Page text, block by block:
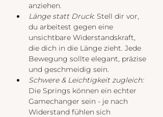
anziehen.
Länge statt Druck: Stell dir vor,
du arbeitest gegen eine
unsichtbare Widerstandskraft,
die dich in die Länge zieht. Jede
Bewegung sollte elegant, präzise
und geschmeidig sein.
Schwere & Leichtigkeit zugleich:
Die Springs können ein echter
Gamechanger sein - je nach
Widerstand fühlen sich